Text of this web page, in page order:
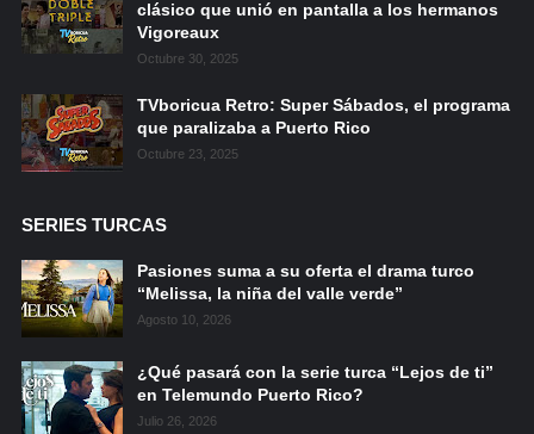
clásico que unió en pantalla a los hermanos
Vigoreaux
Octubre 30, 2025
TVboricua Retro: Super Sábados, el programa
que paralizaba a Puerto Rico
Octubre 23, 2025
SERIES TURCAS
Pasiones suma a su oferta el drama turco
“Melissa, la niña del valle verde”
Agosto 10, 2026
¿Qué pasará con la serie turca “Lejos de ti”
en Telemundo Puerto Rico?
Julio 26, 2026